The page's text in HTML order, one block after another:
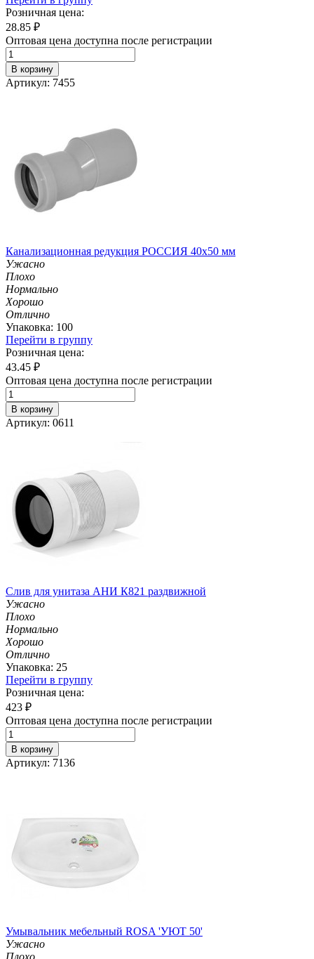
Розничная цена:
28.85 ₽
Оптовая цена доступна после регистрации
В корзину
Артикул: 7455
Канализационная редукция РОССИЯ 40х50 мм
Ужасно
Плохо
Нормально
Хорошо
Отлично
Упаковка: 100
Перейти в группу
Розничная цена:
43.45 ₽
Оптовая цена доступна после регистрации
В корзину
Артикул: 0611
Слив для унитаза АНИ К821 раздвижной
Ужасно
Плохо
Нормально
Хорошо
Отлично
Упаковка: 25
Перейти в группу
Розничная цена:
423 ₽
Оптовая цена доступна после регистрации
В корзину
Артикул: 7136
Умывальник мебельный ROSA 'УЮТ 50'
Ужасно
Плохо